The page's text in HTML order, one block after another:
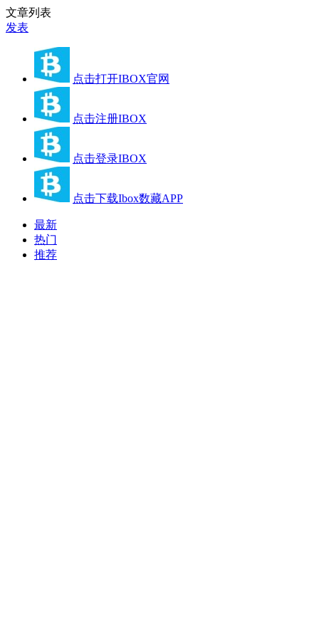
文章列表
发表
点击打开IBOX官网
点击注册IBOX
点击登录IBOX
点击下载Ibox数藏APP
最新
热门
推荐